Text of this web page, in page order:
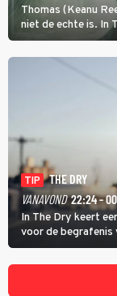
Thomas (Keanu
niet de echte is. In
proberen uit deze
TIP
THE DRY
VANAVOND 22:24 -
In The Dry keert
voor de begrafenis
onderzoeken van
met een oude zaak.